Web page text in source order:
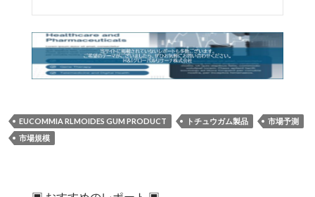
EUCOMMIA RLMOIDES GUM PRODUCT トチュウガム製品
市場予測
市場規模